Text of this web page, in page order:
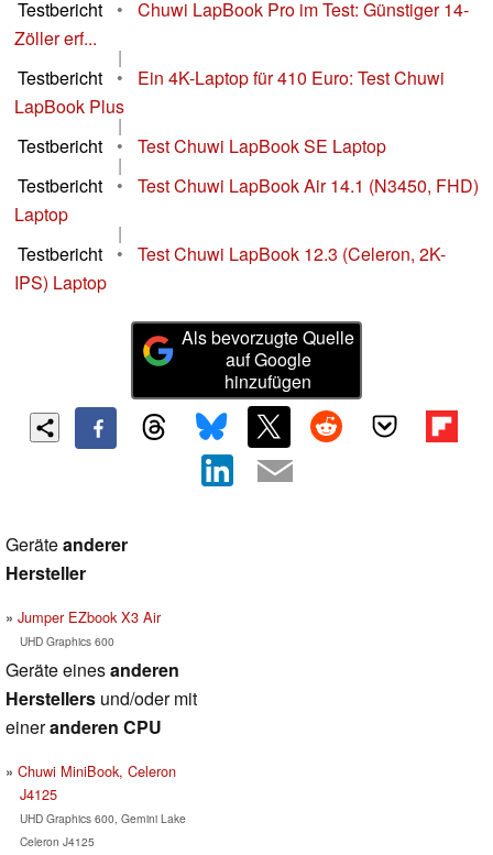
Testbericht •
Chuwi LapBook Pro im Test: Günstiger 14-
Zöller erf...
|
Testbericht
•
Ein 4K-Laptop für 410 Euro: Test Chuwi
LapBook Plus
|
Testbericht
• Test Chuwi LapBook SE Laptop
|
Testbericht
•
Test Chuwi LapBook Air 14.1 (N3450, FHD)
Laptop
|
Testbericht
•
Test Chuwi LapBook 12.3 (Celeron, 2K-
IPS) Laptop
Als bevorzugte Quelle
auf Google
hinzufügen
Geräteanderer
Hersteller
Jumper EZbook X3 Air
UHD Graphics 600
Geräte einesanderen
Herstellers und/oder mit
eineranderen CPU
Chuwi MiniBook, Celeron
J4125
UHD Graphics 600, Gemini Lake
Celeron J4125